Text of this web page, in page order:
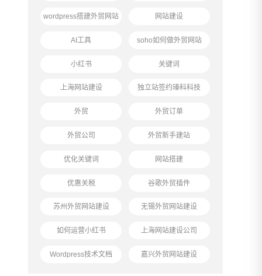
wordpress搭建外贸网站 网站建设
AI工具 soho如何做外贸网站
小红书 关键词
上海网站建设 独立站签约瑧科科技
外贸 外贸订单
外贸公司 外贸新手建站
优化关键词 网站搭建
优惠关税 谷歌外贸插件
苏州外贸网站建设 无锡外贸网站建设
如何运营小红书 上海网站建设公司
Wordpress技术文档 嘉兴外贸网站建设